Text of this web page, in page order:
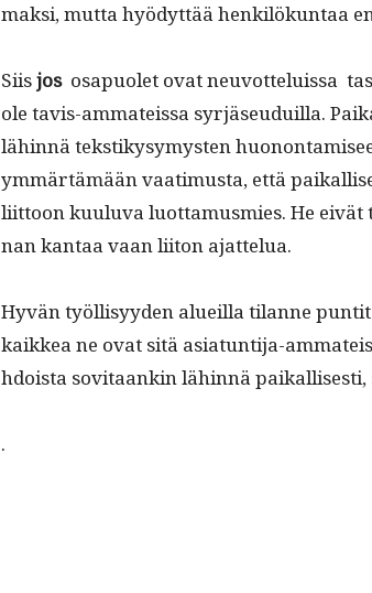
mak­si, mut­ta hyödyt­tää henkilökun­taa
Siisjos osa­puo­let ovat neu­vot­teluis­sa
ole tavis-ammateis­sa syr­jäseuduil­la.
lähin­nä tek­stikysymys­ten
ymmärtämään vaa­timus­ta, että
liit­toon kuu­lu­va luot­ta­mus­mies. He
nan kan­taa vaan liiton ajattelua.
Hyvän työl­lisyy­den alueil­la tilanne
kaikkea ne ovat sitä asiatun­ti­ja-
hdoista sovi­taankin lähin­nä paikallis­es­ti,
.